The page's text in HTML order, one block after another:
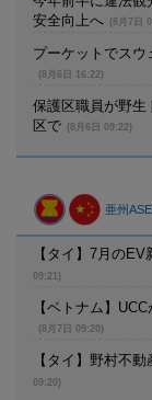
安全向上へ
(8月7日
プーケットでス
(8月6日 16:22)
保護区職員が野
区で
(8月6日 09:22)
亜州
【タイ】7月の
09:21)
【ベトナム】
(8月7日 09:20)
【タイ】野村不
09:20)